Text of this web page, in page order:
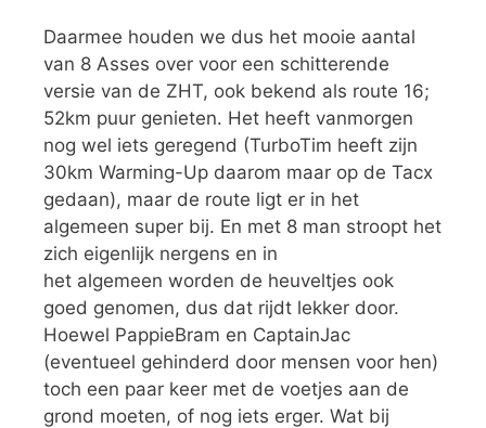
Daarmee houden we dus het mooie aantal
van 8 Asses over voor een schitterende
versie van de ZHT, ook bekend als route 16;
52km puur genieten. Het heeft vanmorgen
nog wel iets geregend (TurboTim heeft zijn
30km Warming-Up daarom maar op de Tacx
gedaan), maar de route ligt er in het
algemeen super bij. En met 8 man stroopt het
zich eigenlijk nergens en in
het algemeen worden de heuveltjes ook
goed genomen, dus dat rijdt lekker door.
Hoewel PappieBram en CaptainJac
(eventueel gehinderd door mensen voor hen)
toch een paar keer met de voetjes aan de
grond moeten, of nog iets erger. Wat bij